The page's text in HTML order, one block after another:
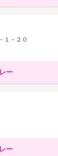
１－２０
ー
ー